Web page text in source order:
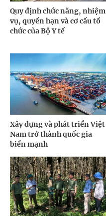
Quy định chức năng, nhiệm
vụ, quyền hạn và cơ cấu tổ
chức của Bộ Y tế
Xây dựng và phát triển Việt
Nam trở thành quốc gia
biển mạnh